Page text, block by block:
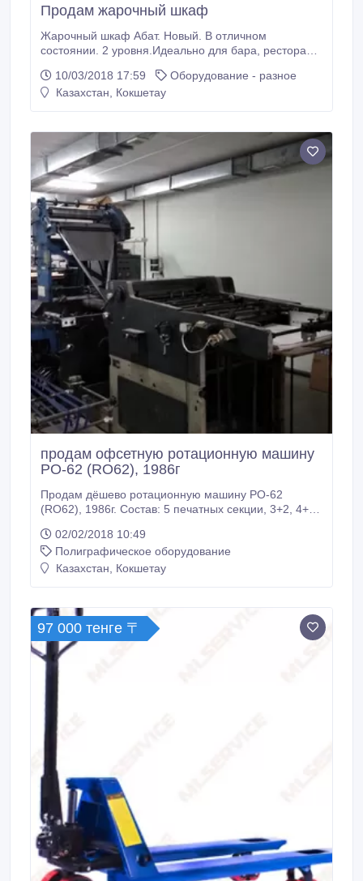
Продам жарочный шкаф
Жарочный шкаф Абат. Новый. В отличном
состоянии. 2 уровня.Идеально для бара, ресторана
10/03/2018 17:59
Оборудование - разное
Казахстан, Кокшетау
продам офсетную ротационную машину
РО-62 (RO62), 1986г
Продам дёшево ротационную машину РО-62
(RO62), 1986г. Состав: 5 печатных секции, 3+2, 4+1,
А5(книжно-газетный). Контакты: Тел. 8 7162 33 35
74 Сот. 8 701 734 28 70 Юрий.
02/02/2018 10:49
Полиграфическое оборудование
Казахстан, Кокшетау
97 000 тенге 〒